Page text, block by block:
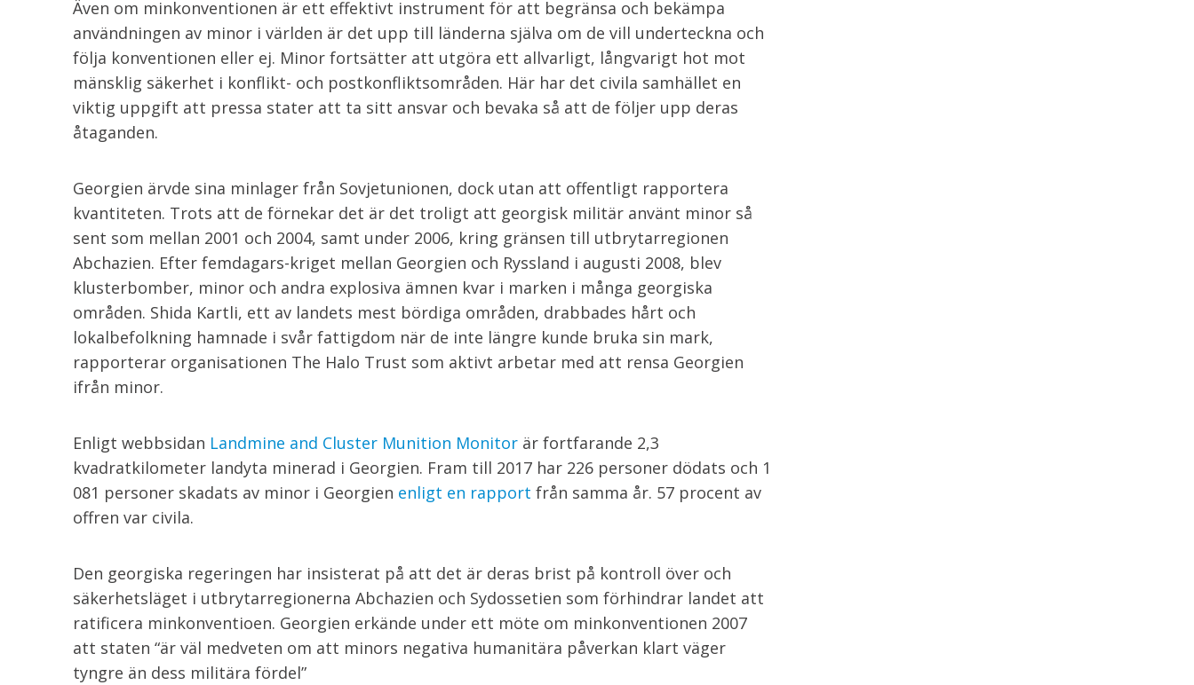
Även om minkonventionen är ett effektivt instrument för att begränsa och bekämpa
användningen av minor i världen är det upp till länderna själva om de vill underteckna och
följa konventionen eller ej. Minor fortsätter att utgöra ett allvarligt, långvarigt hot mot
mänsklig säkerhet i konflikt- och postkonfliktsområden. Här har det civila samhället en
viktig uppgift att pressa stater att ta sitt ansvar och bevaka så att de följer upp deras
åtaganden.
Georgien ärvde sina minlager från Sovjetunionen, dock utan att offentligt rapportera
kvantiteten. Trots att de förnekar det är det troligt att georgisk militär använt minor så
sent som mellan 2001 och 2004, samt under 2006, kring gränsen till utbrytarregionen
Abchazien. Efter femdagars-kriget mellan Georgien och Ryssland i augusti 2008, blev
klusterbomber, minor och andra explosiva ämnen kvar i marken i många georgiska
områden. Shida Kartli, ett av landets mest bördiga områden, drabbades hårt och
lokalbefolkning hamnade i svår fattigdom när de inte längre kunde bruka sin mark,
rapporterar organisationen The Halo Trust som aktivt arbetar med att rensa Georgien
ifrån minor.
Enligt webbsidan Landmine and Cluster Munition Monitor är fortfarande 2,3
kvadratkilometer landyta minerad i Georgien. Fram till 2017 har 226 personer dödats och 1
081 personer skadats av minor i Georgien enligt en rapport från samma år. 57 procent av
offren var civila.
Den georgiska regeringen har insisterat på att det är deras brist på kontroll över och
säkerhetsläget i utbrytarregionerna Abchazien och Sydossetien som förhindrar landet att
ratificera minkonventioen. Georgien erkände under ett möte om minkonventionen 2007
att staten “är väl medveten om att minors negativa humanitära påverkan klart väger
tyngre än dess militära fördel”